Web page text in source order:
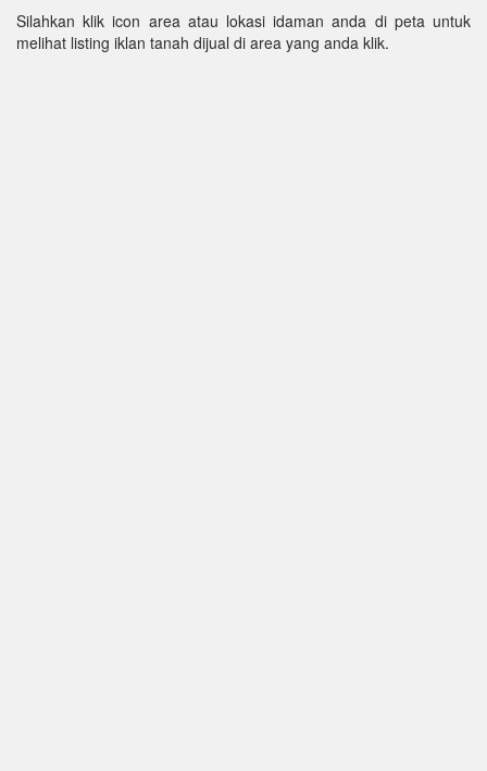
Silahkan klik icon area atau lokasi idaman anda di peta untuk
melihat listing iklan tanah dijual di area yang anda klik.